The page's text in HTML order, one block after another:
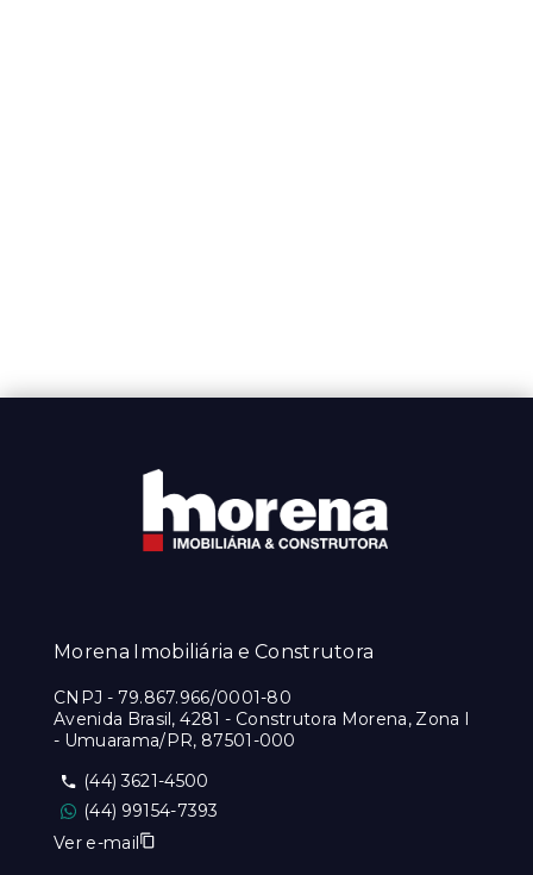
Morena Imobiliária e Construtora
CNPJ - 79.867.966/0001-80
Avenida Brasil, 4281 - Construtora Morena, Zona I
- Umuarama/PR, 87501-000
(44) 3621-4500
(44) 99154-7393
Ver e-mail